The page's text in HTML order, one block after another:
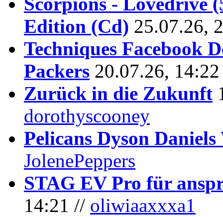
Edition (Cd) 25.07.26,
Techniques Facebook
Packers 20.07.26,
Zurück in die Zukunft
dorothyscooney
Pelicans Dyson
JolenePeppers
STAG EV Pro für
14:21 // oliwiaaxxxa1